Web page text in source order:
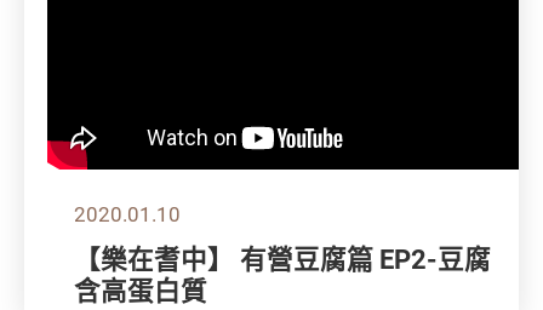
2020.01.10
【樂在耆中】 有營豆腐篇 EP2-豆腐
含高蛋白質